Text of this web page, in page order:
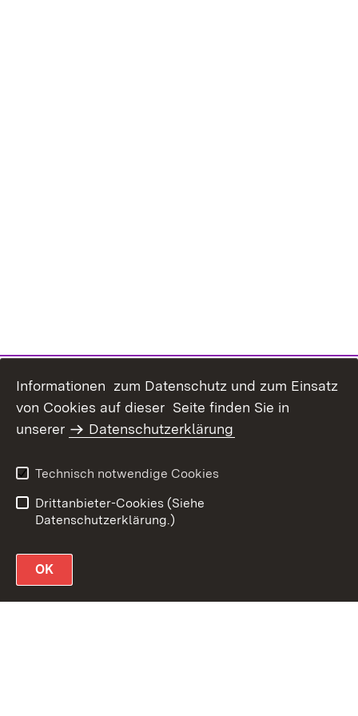
Informationen zum Datenschutz und zum Einsatz
von Cookies auf dieser Seite finden Sie in
unserer
Datenschutzerklärung
Technisch notwendige Cookies
Drittanbieter-Cookies (Siehe
Datenschutzerklärung.)
OK